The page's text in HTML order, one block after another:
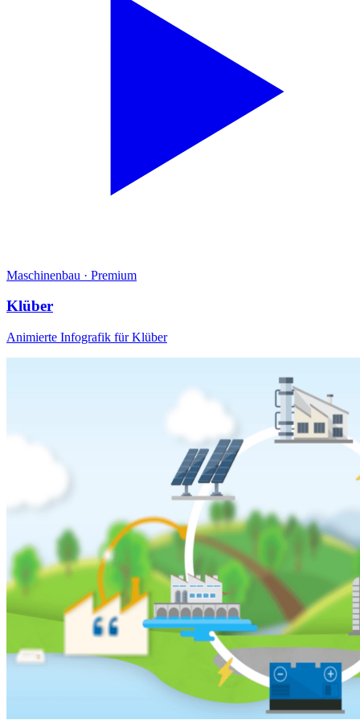
Maschinenbau · Premium
Klüber
Animierte Infografik für Klüber